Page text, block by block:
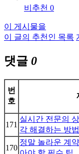
비추천 0
이 게시물을
이 글의 추천인 목록
댓글 0
번
호
171
실시간 전문의
각 해결하는 방법
170
정말 놀라운 계